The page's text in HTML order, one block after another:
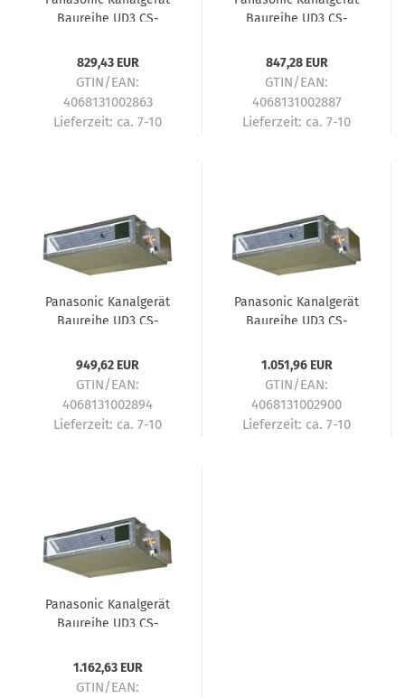
Baureihe UD3 CS-
Innengerät - 2,0 kW
829,43 EUR
GTIN/EAN:
4068131002863
Lieferzeit: ca. 7-10
Baureihe UD3 CS-
Innengerät - 2,5 kW
847,28 EUR
GTIN/EAN:
4068131002887
Lieferzeit: ca. 7-10
Panasonic Kanalgerät
Baureihe UD3 CS-
Innengerät - 3,5 kW
949,62 EUR
GTIN/EAN:
4068131002894
Lieferzeit: ca. 7-10
Panasonic Kanalgerät
Baureihe UD3 CS-
Innengerät - 5,0 kW
1.051,96 EUR
GTIN/EAN:
4068131002900
Lieferzeit: ca. 7-10
Panasonic Kanalgerät
Baureihe UD3 CS-
Innengerät - 6,0 kW
1.162,63 EUR
GTIN/EAN: